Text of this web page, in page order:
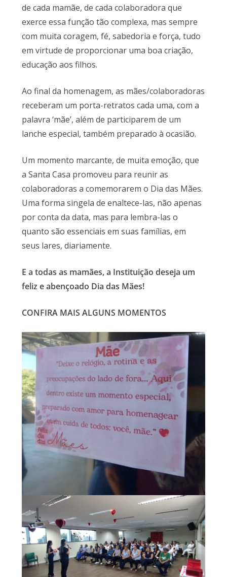
de cada mamãe, de cada colaboradora que
exerce essa função tão complexa, mas sempre
com muita coragem, fé, sabedoria e força, tudo
em virtude de proporcionar uma boa criação,
educação aos filhos.
Ao final da homenagem, as mães/colaboradoras
receberam um porta-retratos cada uma, com a
palavra ‘mãe’, além de participarem de um
lanche especial, também preparado à ocasião.
Um momento marcante, de muita emoção, que
a Santa Casa promoveu para reunir as
colaboradoras a comemorarem o Dia das Mães.
Uma forma singela de enaltece-las, não apenas
por conta da data, mas para lembra-las o
quanto são essenciais em suas famílias, em
seus lares, diariamente.
E a todas as mamães, a Instituição deseja um
feliz e abençoado Dia das Mães!
CONFIRA MAIS ALGUNS MOMENTOS